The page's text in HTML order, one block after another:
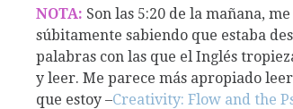
NOTA: Son las 5:20 de la mañana,
súbitamente sabiendo que estaba
palabras con las que el Inglés
y leer. Me parece más apropiado
que estoy –Creativity: Flow and the